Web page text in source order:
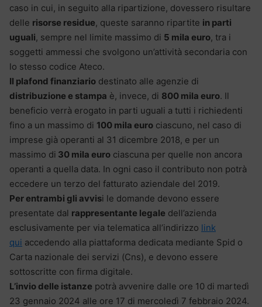
caso in cui, in seguito alla ripartizione, dovessero risultare
delle risorse residue, queste saranno ripartite in parti
uguali, sempre nel limite massimo di 5 mila euro, tra i
soggetti ammessi che svolgono un’attività secondaria con
lo stesso codice Ateco.
Il plafond finanziario destinato alle agenzie di
distribuzione e stampa è, invece, di 800 mila euro. Il
beneficio verrà erogato in parti uguali a tutti i richiedenti
fino a un massimo di 100 mila euro ciascuno, nel caso di
imprese già operanti al 31 dicembre 2018, e per un
massimo di 30 mila euro ciascuna per quelle non ancora
operanti a quella data. In ogni caso il contributo non potrà
eccedere un terzo del fatturato aziendale del 2019.
Per entrambi gli avvisi le domande devono essere
presentate dal rappresentante legale dell’azienda
esclusivamente per via telematica all’indirizzo link
qui accedendo alla piattaforma dedicata mediante Spid o
Carta nazionale dei servizi (Cns), e devono essere
sottoscritte con firma digitale.
L’invio delle istanze potrà avvenire dalle ore 10 di martedì
23 gennaio 2024 alle ore 17 di mercoledì 7 febbraio 2024.